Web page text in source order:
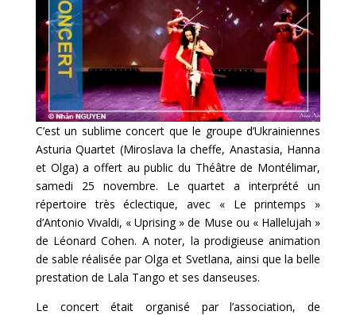
C’est un sublime concert que le groupe d’Ukrainiennes
Asturia Quartet (Miroslava la cheffe, Anastasia, Hanna
et Olga) a offert au public du Théâtre de Montélimar,
samedi 25 novembre. Le quartet a interprété un
répertoire très éclectique, avec « Le printemps »
d’Antonio Vivaldi, « Uprising » de Muse ou « Hallelujah »
de Léonard Cohen. A noter, la prodigieuse animation
de sable réalisée par Olga et Svetlana, ainsi que la belle
prestation de Lala Tango et ses danseuses.
Le concert était organisé par l’association, de